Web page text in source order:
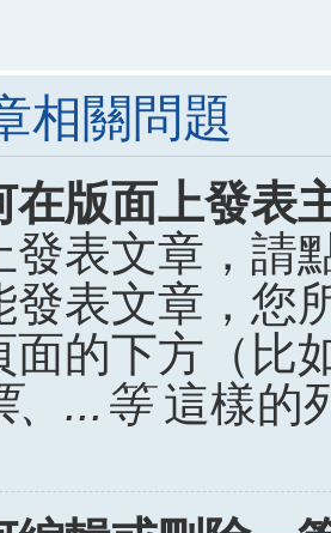
相關問題
在版面上發表
發表文章，請
發表文章，您
面的下方（比
、...等這樣的